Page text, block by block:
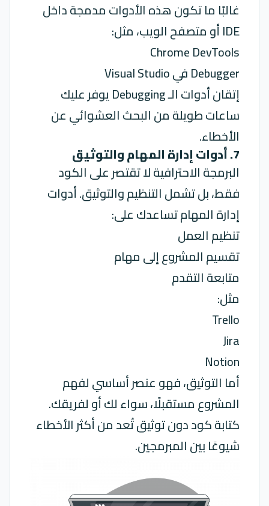
غالبًا ما تكون هذه الأدوات مدمجة داخل
IDE أو متصفح الويب، مثل:
Chrome DevTools
Debugger في Visual Studio
إتقان أدوات الـ Debugging يوفر عليك
ساعات طويلة من البحث العشوائي عن
الأخطاء.
7. أدوات إدارة المهام والتوثيق
البرمجة الاحترافية لا تقتصر على الكود
فقط، بل تشمل التنظيم والتوثيق. أدوات
إدارة المهام تساعدك على:
تنظيم العمل
تقسيم المشروع إلى مهام
متابعة التقدم
مثل:
Trello
Jira
Notion
أما التوثيق، فهو عنصر أساسي لفهم
المشروع مستقبلًا، سواء لك أو لفريقك.
كتابة كود دون توثيق تُعد من أكثر الأخطاء
شيوعًا بين المبرمجين.